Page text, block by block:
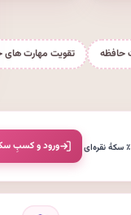
حافظه تقویت مهارت های
ورود و کسبِ